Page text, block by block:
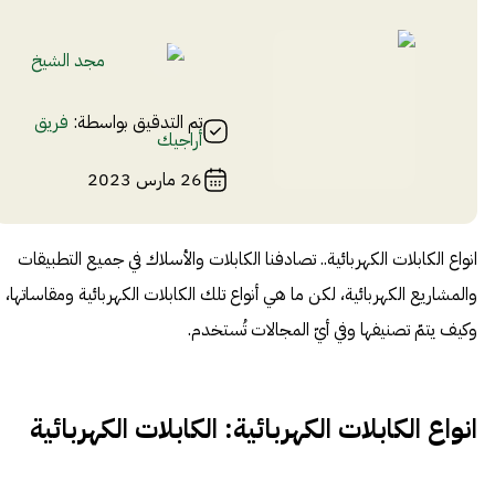
مجد الشيخ
تم التدقيق بواسطة: فريق
أراجيك
26 مارس 2023
انواع الكابلات الكهربائية.. تصادفنا الكابلات والأسلاك في جميع التطبيقات
والمشاريع الكهربائية، لكن ما هي أنواع تلك الكابلات الكهربائية ومقاساتها،
وكيف يتمّ تصنيفها وفي أيّ المجالات تُستخدم.
انواع الكابلات الكهربائية: الكابلات الكهربائية